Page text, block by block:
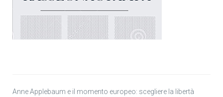
Anne Applebaum e il momento europeo: scegliere la libertà